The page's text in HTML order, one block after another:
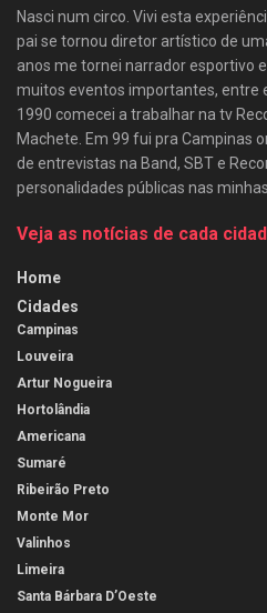
Nasci num circo. Vivi esta
pai se tornou diretor artístico de
anos me tornei narrador esportivo
muitos eventos importantes, entre
1990 comecei a trabalhar na tv
Machete. Em 99 fui pra Campinas
de entrevistas na Band, SBT e
personalidades públicas nas
Veja as notícias de cada
Home
Cidades
Campinas
Louveira
Artur Nogueira
Hortolândia
Americana
Sumaré
Ribeirão Preto
Monte Mor
Valinhos
Limeira
Santa Bárbara D’Oeste